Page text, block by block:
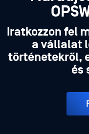
Iratkozzon fel
a vállalat
történetekről,
és